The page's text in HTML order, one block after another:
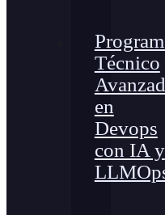
Técnico
en
Devops
con IA y